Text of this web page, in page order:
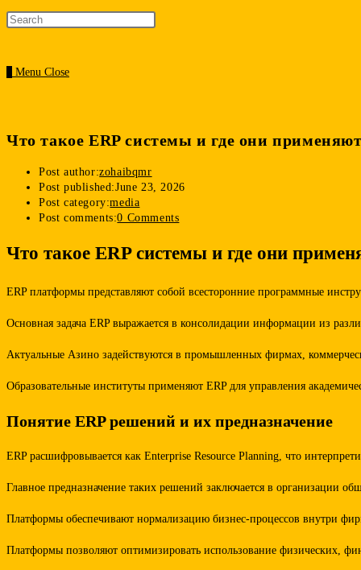
Menu Close
Что такое ERP системы и где они
Post author:zohaibqmr
Post published:June 23, 2026
Post category:media
Post comments:0 Comments
Что такое ERP системы и где они
ERP платформы представляют собой всесторонние программные
Основная задача ERP выражается в консолидации информации из
Актуальные Азино задействуются в промышленных фирмах,
Образовательные институты применяют ERP для управления
Понятие ERP решений и их предназначение
ERP расшифровывается как Enterprise Resource Planning, что
Главное предназначение таких решений заключается в организации
Платформы обеспечивают нормализацию бизнес-процессов внутри
Платформы позволяют оптимизировать использование физических,